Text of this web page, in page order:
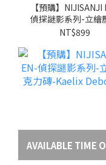
【預購】NIJISANJI
偵探謎影系列-立繪
力大立牌-Kaelix
NT$899
AVAILABLE TIME